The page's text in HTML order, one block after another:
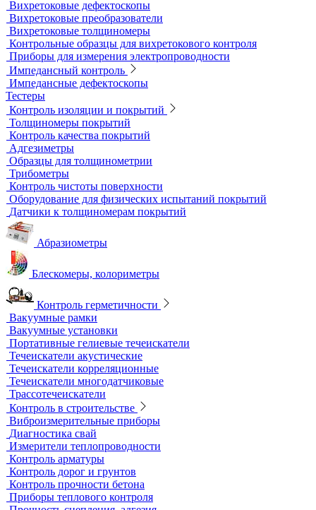
Магнитный контроль
Магнитопорошковые дефектоскопы и электромагниты
Магнитные толщиномеры покрытий
Магнитометры, коэрцитиметры и ферритометры
Автоматические линии и стенды магнитопорошкового
контроля
Образцы для МПД
Расходные материалы для МПД
УФ-лампы и светильники
Метод магнитной памяти металла
Приборы для контроля состояния электрических машин
Вихретоковый контроль
Вихретоковые дефектоскопы
Вихретоковые преобразователи
Вихретоковые толщиномеры
Контрольные образцы для вихретокового контроля
Приборы для измерения электропроводности
Импедансный контроль
Импедансные дефектоскопы
Тестеры
Контроль изоляции и покрытий
Толщиномеры покрытий
Контроль качества покрытий
Адгезиметры
Образцы для толщинометрии
Трибометры
Контроль чистоты поверхности
Оборудование для физических испытаний покрытий
Датчики к толщиномерам покрытий
Абразиометры
Блескомеры, колориметры
Контроль герметичности
Вакуумные рамки
Вакуумные установки
Портативные гелиевые течеискатели